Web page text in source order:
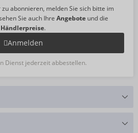
abonnieren, melden Sie sich bitte im
Sie auch Ihre Angebote und die
Händlerpreise.
Anmelden
Dienst jederzeit abbestellen.